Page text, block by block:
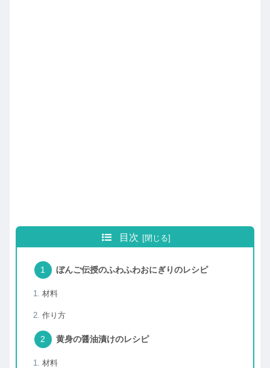
目次
ぼんご伝授のふわふわおにぎりのレシピ
材料
作り方
黄身の醤油漬けのレシピ
材料